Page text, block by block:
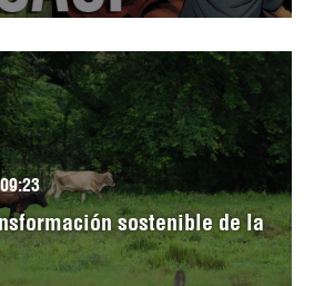
sostenible de la